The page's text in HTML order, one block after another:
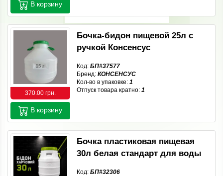
В корзину
370.00 грн.
Бочка-бидон пищевой 25л с
ручкой Консенсус
Код: БП#37577
Бренд: КОНСЕНСУС
Кол-во в упаковке: 1
Отпуск товара кратно: 1
В корзину
Бочка пластиковая пищевая
30л белая стандарт для воды
Код: БП#32306